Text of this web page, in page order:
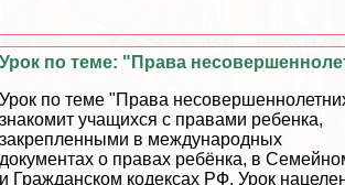
Урок по теме: "Права
Урок по теме "Права
знакомит учащихся с правами ребенка,
закрепленными в международных
документах о правах ребёнка, в
и Гражданском кодексах РФ. Урок